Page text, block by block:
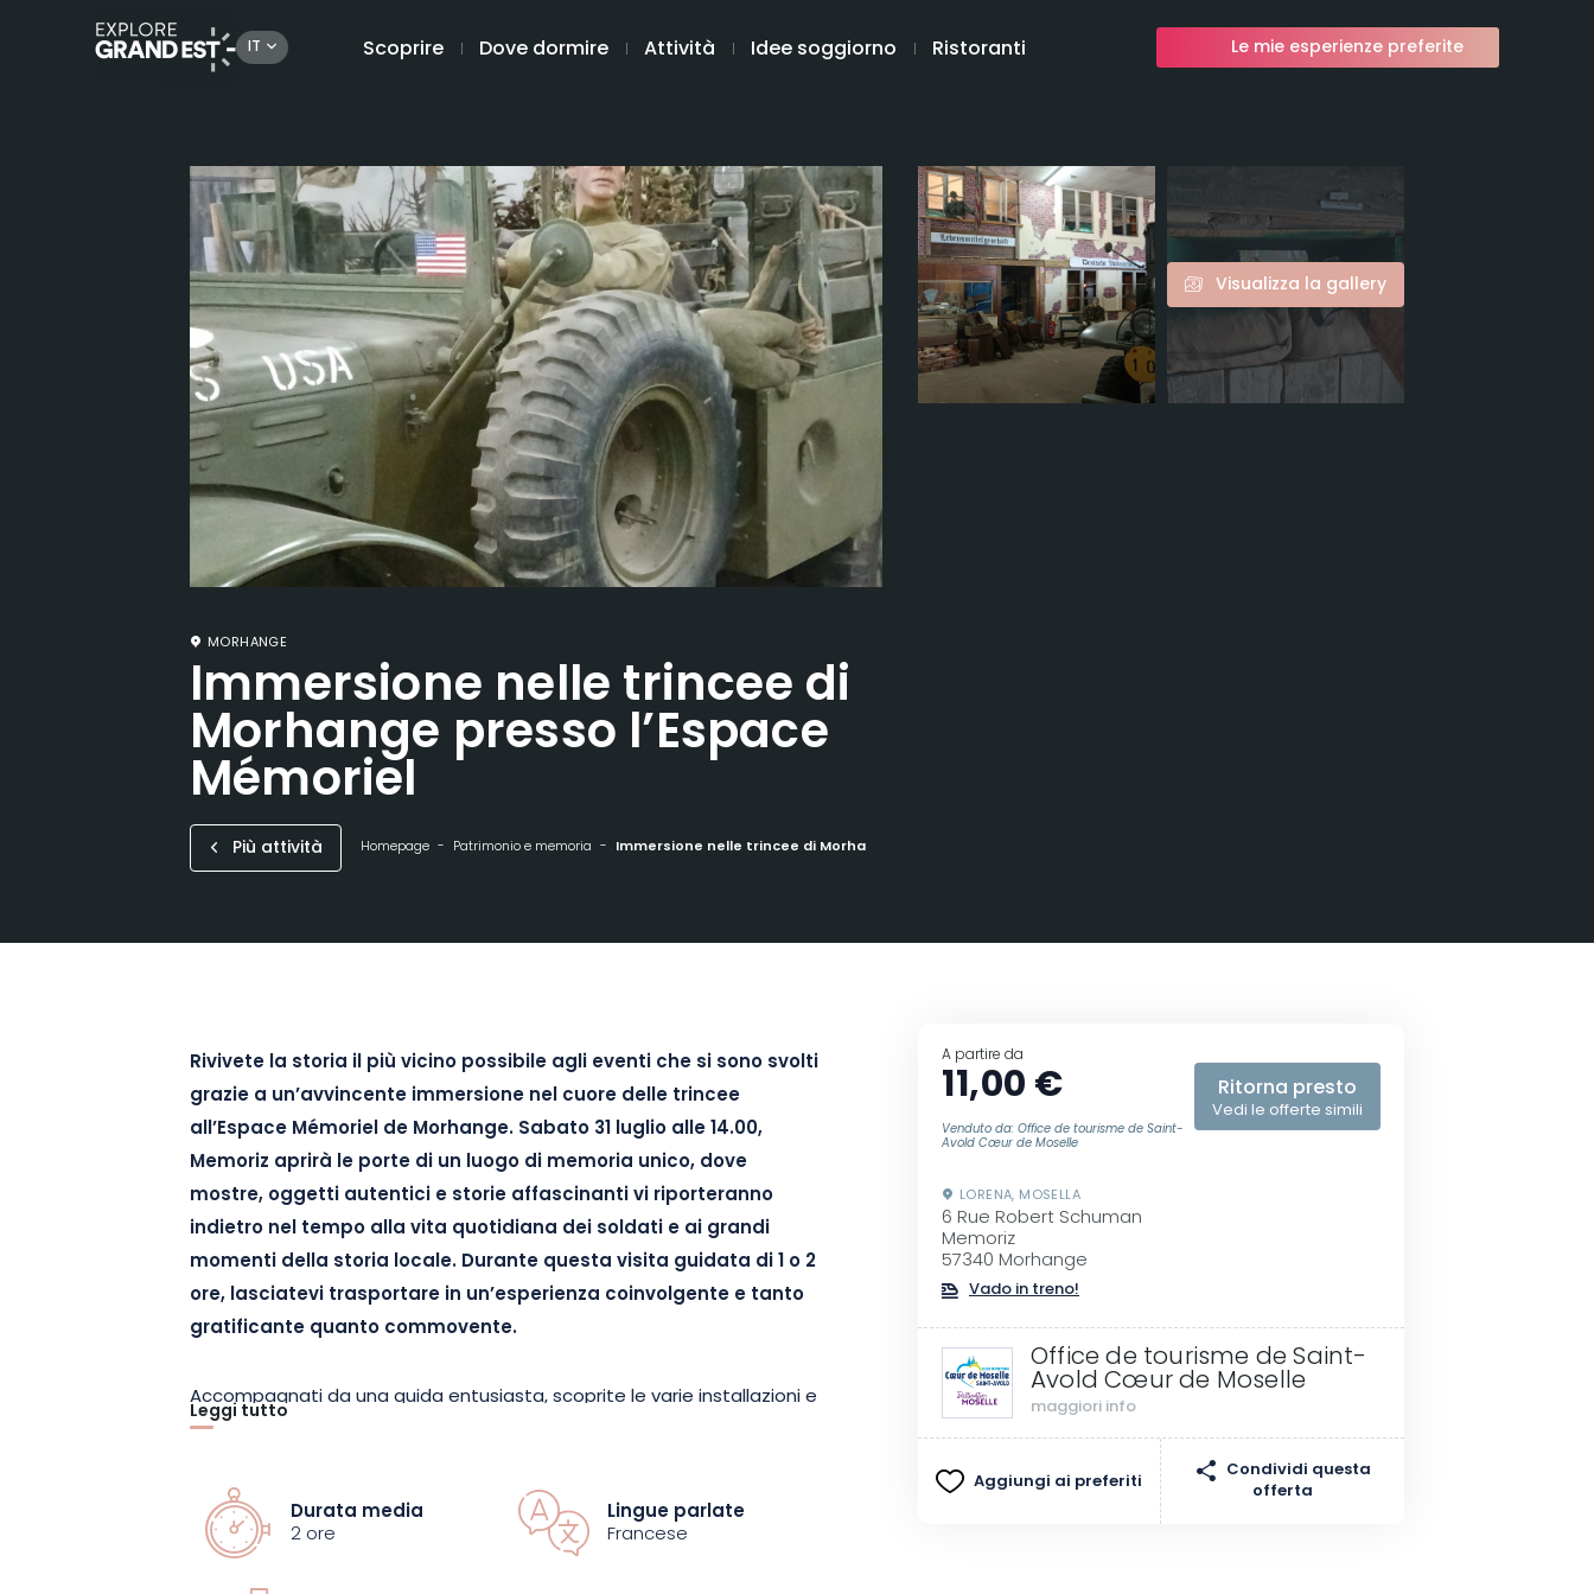
IT Scoprire Dove dormire Attività Idee soggiorno Ristoranti Le mie esperienze preferite
Visualizza la gallery
MORHANGE
Immersione nelle trincee di
Morhange presso l’Espace
Mémoriel
Più attività Homepage Patrimonio e memoria Immersione nelle trincee di Morhange presso l'Espace Mémoriel
Rivivete la storia il più vicino possibile agli eventi che si sono svolti
grazie a un’avvincente immersione nel cuore delle trincee
all’Espace Mémoriel de Morhange. Sabato 31 luglio alle 14.00,
Memoriz aprirà le porte di un luogo di memoria unico, dove
mostre, oggetti autentici e storie affascinanti vi riporteranno
indietro nel tempo alla vita quotidiana dei soldati e ai grandi
momenti della storia locale. Durante questa visita guidata di 1 o 2
ore, lasciatevi trasportare in un’esperienza coinvolgente e tanto
gratificante quanto commovente.
Accompagnati da una guida entusiasta, scoprite le varie installazioni e
immergetevi nell’atmosfera delle trincee, ricreata con realismo. Le
storici che permettono di comprendere meglio la vita dei soldati e le
questioni in gioco nei conflitti che hanno segnato la regione. Ogni area
espositiva invita i visitatori a esplorare una pagina importante della
Leggi tutto
Durata media
2 ore
Lingue parlate
Francese
A partire da
11,00 €
Venduto da: Office de tourisme de Saint-
Avold Cœur de Moselle
Ritorna presto
Vedi le offerte simili
LORENA, MOSELLA
6 Rue Robert Schuman
Memoriz
57340 Morhange
Vado in treno!
Office de tourisme de Saint-
Avold Cœur de Moselle
maggiori info
Aggiungi ai preferiti
Condividi questa
offerta